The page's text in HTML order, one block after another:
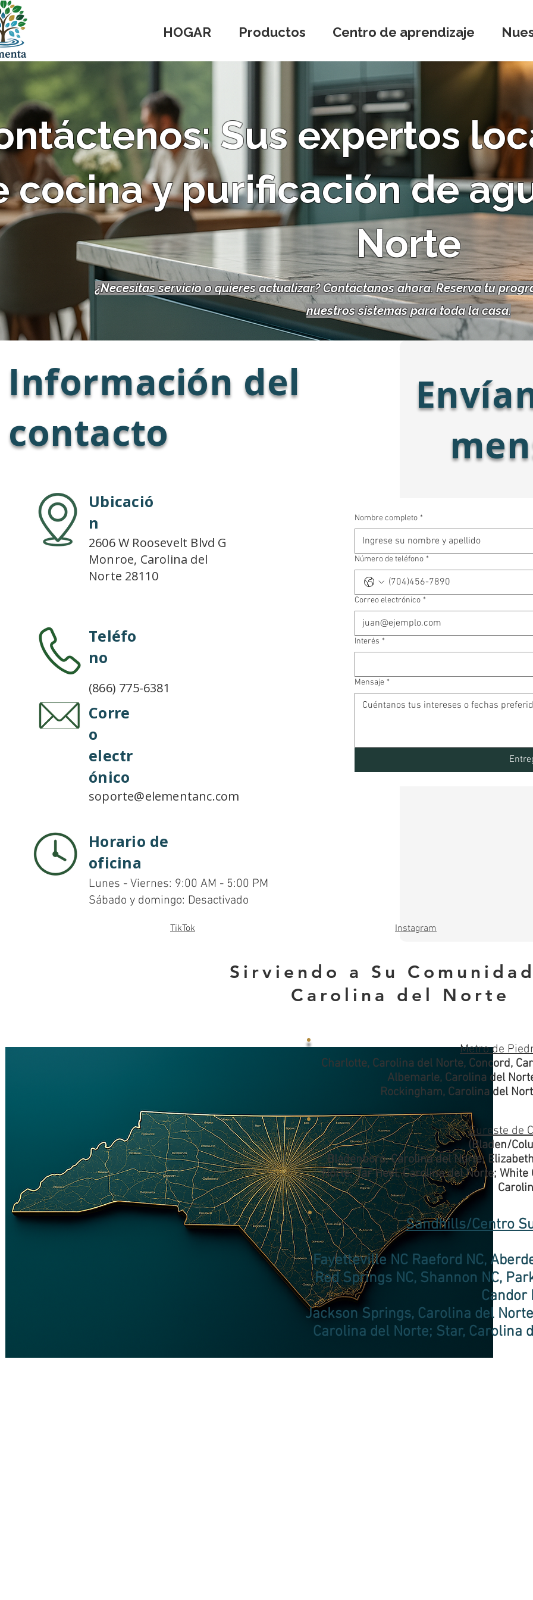
HOGAR Productos Centro de aprendizaje
Sus expertos
cocina y purificación de
Norte
¿Necesitas servicio o quieres actualizar? Contáctanos ahora. Reserva tu
nuestros sistemas para toda la casa.
Información del
contacto
Ubicació
n
2606 W Roosevelt Blvd G
Monroe, Carolina del
Norte 28110
Teléfo
no
(866) 775-6381
Corre
o
electr
ónico
soporte@elementanc.com
Horario de
oficina
Lunes - Viernes: 9:00 AM - 5:00 PM
Sábado y domingo: Desactivado
TikTok Instagram
Nombre completo *
Número de teléfono *
Correo electrónico *
Interés *
Mensaje *
Metro de
Charlotte, Carolina del Norte, Concord,
Albemarle, Carolina del
Rockingham, Carolina del
Sureste de
(Bladen/
Bladenboro, Carolina del Norte;
Norte; Tar Heel, Carolina del Norte;
Sandhills/Centro
Fayetteville NC Raeford NC,
Red Springs NC, Shannon NC,
Candor
Jackson Springs, Carolina del
Carolina del Norte; Star, Carolina
Sirviendo a Su
Carolina del Norte